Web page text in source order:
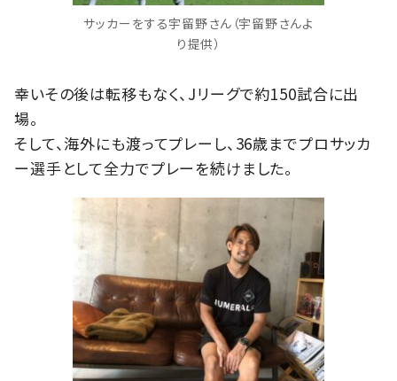
サッカーをする宇留野さん（宇留野さんよ
り提供）
幸いその後は転移もなく、Jリーグで約150試合に出
場。
そして、海外にも渡ってプレーし、36歳までプロサッカ
ー選手として全力でプレーを続けました。